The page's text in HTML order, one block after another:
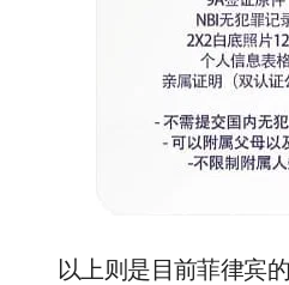
以上则是目前菲律宾的